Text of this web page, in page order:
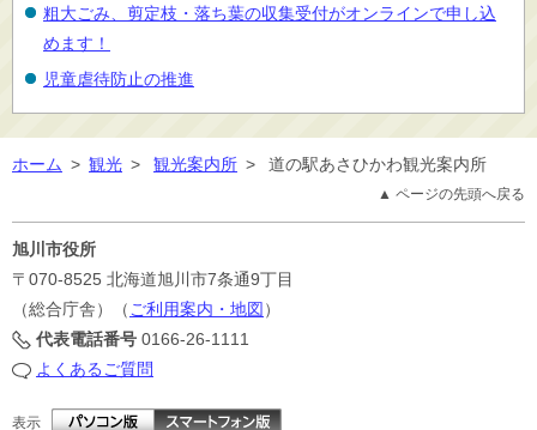
粗大ごみ、剪定枝・落ち葉の収集受付がオンラインで申し込
めます！
児童虐待防止の推進
ホーム > 観光 > 観光案内所 > 道の駅あさひかわ観光案内所
▲ ページの先頭へ戻る
旭川市役所
〒070-8525 北海道旭川市7条通9丁目
（総合庁舎）（ ご利用案内・地図 ）
代表電話番号 0166-26-1111
よくあるご質問
表示